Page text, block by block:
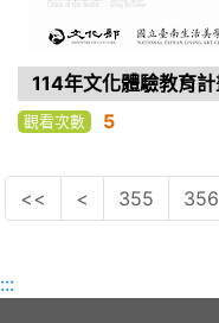
114年文化體驗教育
觀看次數 5
<< < 355 356
:::